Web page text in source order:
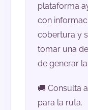
plataforma
con
cobertura y
tomar una
de generar
🚚 Consulta
para la ruta.